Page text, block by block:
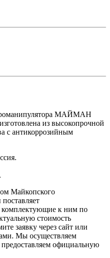
МАЙМАН
из высокопрочной
с антикоррозийным
Майкопского
к ним по
стоимость
заявку через сайт или
Мы осуществляем
официальную